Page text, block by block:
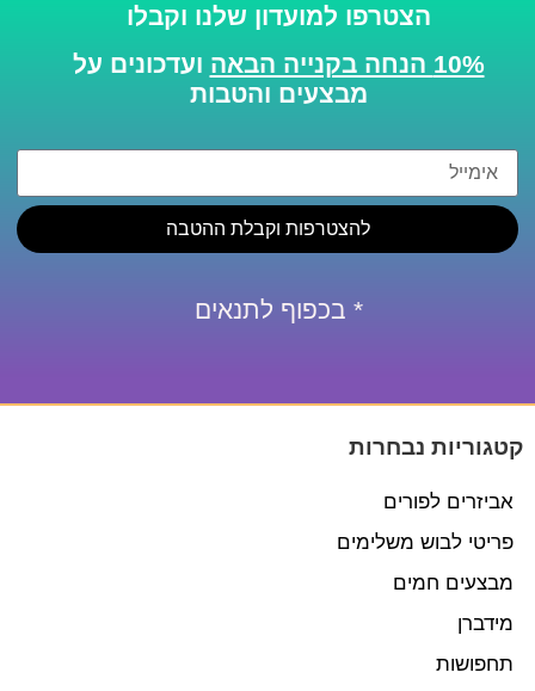
הצטרפו למועדון שלנו וקבלו
10% הנחה בקנייה הבאה
ועדכונים על
מבצעים והטבות
להצטרפות וקבלת ההטבה
* בכפוף לתנאים
קטגוריות נבחרות
אביזרים לפורים
פריטי לבוש משלימים
מבצעים חמים
מידברן
תחפושות